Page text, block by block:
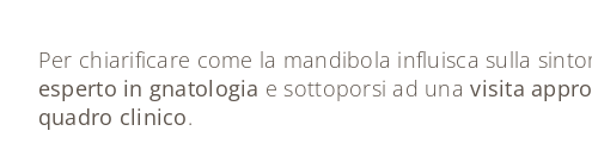
Per chiarificare come la mandibola influisca sulla
esperto in gnatologia e sottoporsi ad unavisita
quadro clinico.